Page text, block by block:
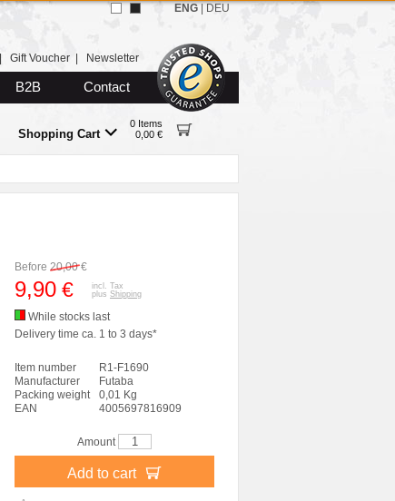
Gift Voucher Newsletter
B2B Contact
Shopping Cart
0 Items
0,00 €
ENG DEU
Before 20,00€
9,90 €
incl. Tax
plus Shipping
While stocks last
Delivery time ca. 1 to 3 days*
Item number
R1-F1690
Manufacturer
Futaba
Packing weight
0,01 Kg
EAN
4005697816909
Amount
Add to cart